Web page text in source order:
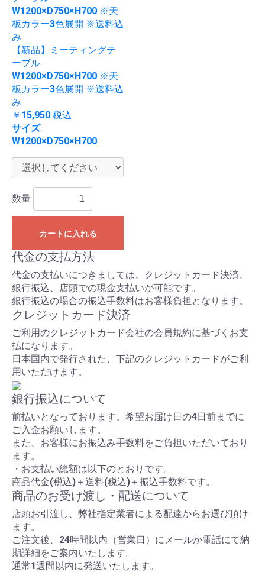
【新品】ミーティングテ
ーブル
W1200×D750×H700 ※天
板カラー3色展開 ※送料込
み
￥15,950 税込
サイズ
W1200×D750×H700
数量
カートに入れる
代金の支払方法
代金の支払いにつきましては、クレジットカード決済、
銀行振込、店頭での現金支払いが可能です。
銀行振込の場合の振込手数料はお客様負担となります。
クレジットカード決済
ご利用のクレジットカード会社の会員規約に基づくお支
払になります。
日本国内で発行された、下記のクレジットカードがご利
用いただけます。
銀行振込について
前払いとなっております。希望お届け日の4日前までに
ご入金お願いします。
また、お客様にお振込み手数料をご負担いただいており
ます。
・お支払い総額は以下のとおりです。
商品代金(税込)＋送料(税込)＋振込手数料です。
商品のお受け渡し・配送について
店頭お引渡し、弊社指定業者による配達からお選び頂け
ます。
ご注文後、24時間以内（営業日）にメールか電話にて納
期詳細をご案内いたします。
通常1週間以内に発送いたします。